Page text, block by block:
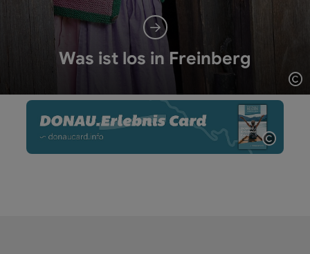
Was ist los in Freinberg